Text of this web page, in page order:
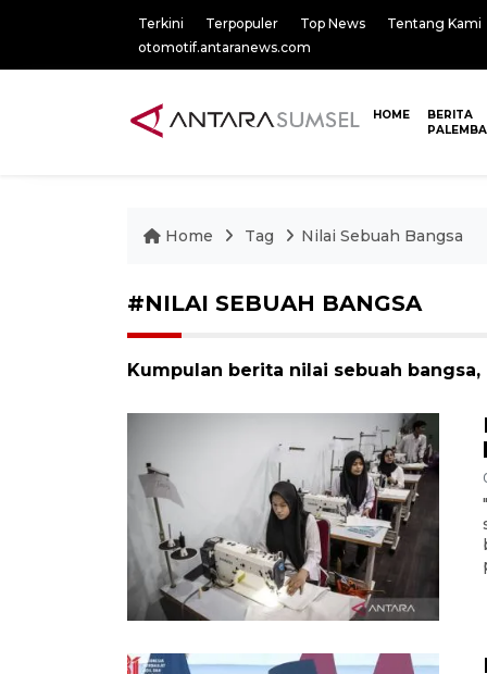
Terkini Terpopuler Top News
Tentang Kami
otomotif.antaranews.com
HOME
BERITA
Home Tag Nilai Sebuah Bangsa
#NILAI SEBUAH BANGSA
Kumpulan berita nilai sebuah